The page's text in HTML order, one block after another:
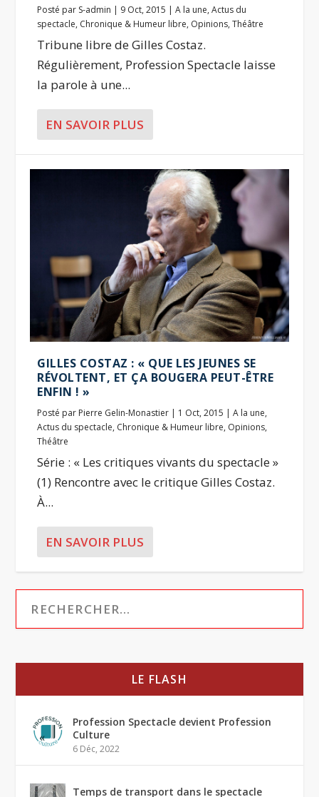
Posté par S-admin | 9 Oct, 2015 |A la une,Actus du
spectacle, Chronique & Humeur libre, Opinions,Théâtre
Tribune libre de Gilles Costaz.
Régulièrement, Profession Spectacle laisse
la parole à une...
EN SAVOIR PLUS
GILLES COSTAZ : « QUE LES JEUNES SE
RÉVOLTENT, ET ÇA BOUGERA PEUT-ÊTRE
ENFIN ! »
Posté par Pierre Gelin-Monastier | 1 Oct, 2015 |A la une,
Actus du spectacle, Chronique & Humeur libre, Opinions,
Théâtre
Série : « Les critiques vivants du spectacle »
(1) Rencontre avec le critique Gilles Costaz.
À...
EN SAVOIR PLUS
LE FLASH
Profession Spectacle devient Profession
Culture
6 Déc, 2022
Temps de transport dans le spectacle